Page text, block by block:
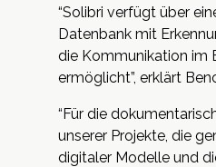
“Solibri verfügt über
Datenbank mit
die Kommunikation im
ermöglicht”, erklärt
“Für die
unserer Projekte, die
digitaler Modelle und